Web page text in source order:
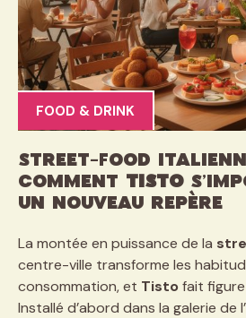
FOOD & DRINK
Street-food
comment Tisto
un nouveau repère
La montée en puissance de la
centre-ville transforme les
consommation, et Tistofait
Installé d’abord dans la galerie de